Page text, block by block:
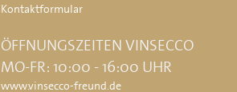
Kontaktformular
ÖFFNUNGSZEITEN VINSECCO
MO-FR: 10:00 - 16:00 UHR
www.vinsecco-freund.de